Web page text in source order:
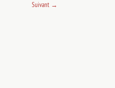
Suivant →